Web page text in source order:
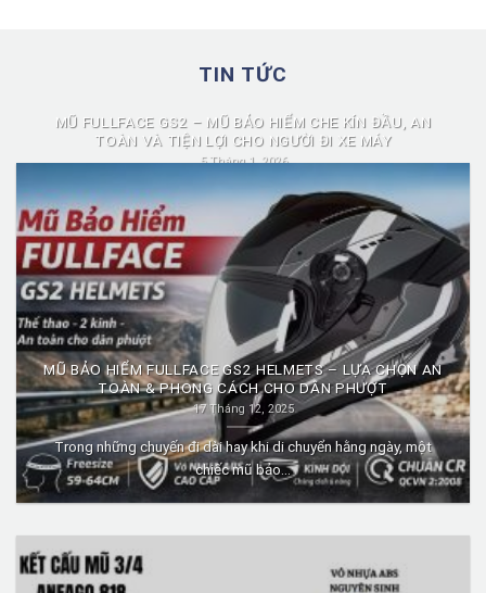
TIN TỨC
MŨ FULLFACE GS2 – MŨ BẢO HIỂM CHE KÍN ĐẦU, AN
TOÀN VÀ TIỆN LỢI CHO NGƯỜI ĐI XE MÁY
5 Tháng 1, 2026
Mũ fullface GS2 là dòng mũ bảo hiểm fullface được nhiều người
lựa chọn nhờ...
MŨ BẢO HIỂM FULLFACE GS2 HELMETS – LỰA CHỌN AN
TOÀN & PHONG CÁCH CHO DÂN PHƯỢT
17 Tháng 12, 2025
Trong những chuyến đi dài hay khi di chuyển hằng ngày, một
chiếc mũ bảo...